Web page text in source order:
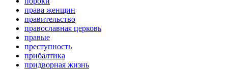
права женщин
правительство
православная церковь
правые
преступность
прибалтика
придворная жизнь